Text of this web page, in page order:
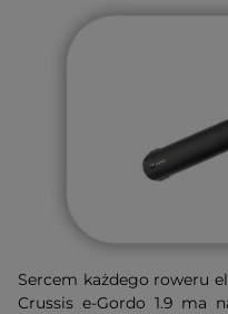
Sercem każdego roweru
Crussis e-Gordo 1.9 ma